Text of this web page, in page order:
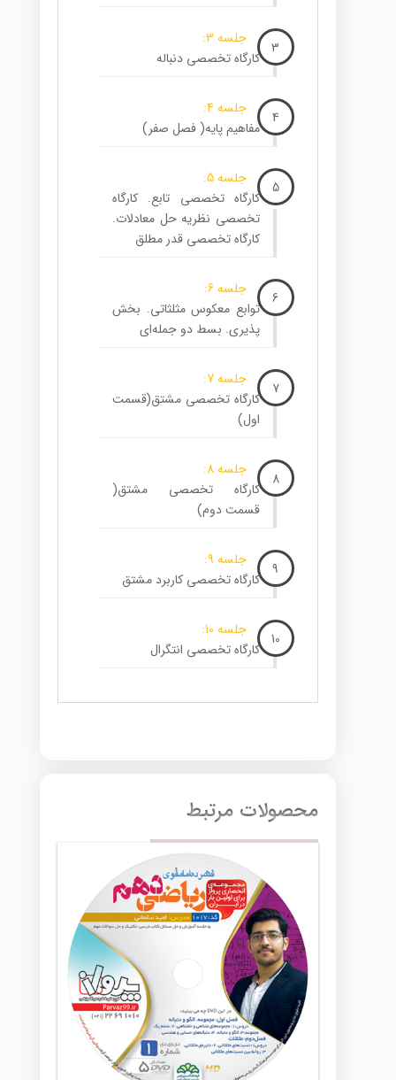
3
جلسه 3:
کارگاه تخصصی دنباله
4
جلسه 4:
مفاهیم پایه( فصل صفر)
5
جلسه 5:
کارگاه تخصصی تابع. کارگاه
تخصصی نظریه حل معادلات.
کارگاه تخصصی قدر مطلق
6
جلسه 6:
توابع معکوس مثلثاتی. بخش
پذیری. بسط دو جمله‌ای
7
جلسه 7:
کارگاه تخصصی مشتق(قسمت
اول)
8
جلسه 8:
کارگاه تخصصی مشتق(
قسمت دوم)
9
جلسه 9:
کارگاه تخصصی کاربرد مشتق
10
جلسه 10:
کارگاه تخصصی انتگرال
محصولات مرتبط